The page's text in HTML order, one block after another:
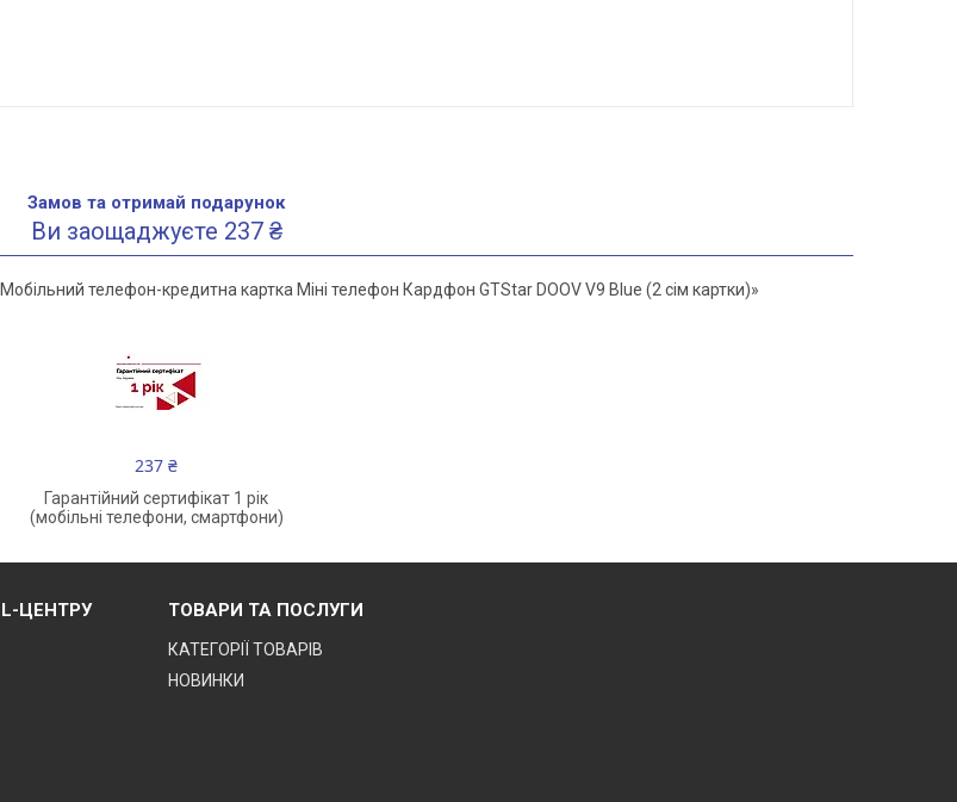
Замов та отримай подарунок
Ви заощаджуєте 237 ₴
телефон-кредитна картка Міні телефон Кардфон GTStar DOOV V9 Blue (2 сім картки)»
237 ₴
Гарантійний сертифікат 1 рік
(мобільні телефони, смартфони)
ЦЕНТРУ ТОВАРИ ТА ПОСЛУГИ
КАТЕГОРІЇ ТОВАРІВ
НОВИНКИ